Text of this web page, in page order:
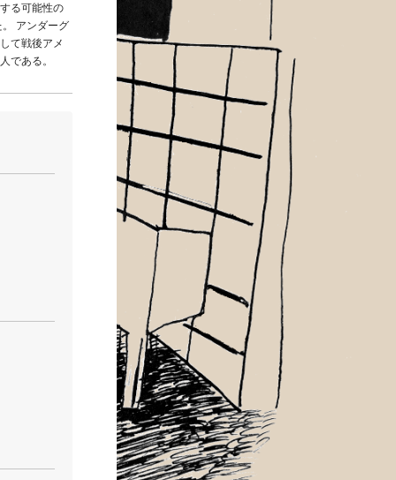
る可能性の
アンダーグ
て戦後アメ
である。